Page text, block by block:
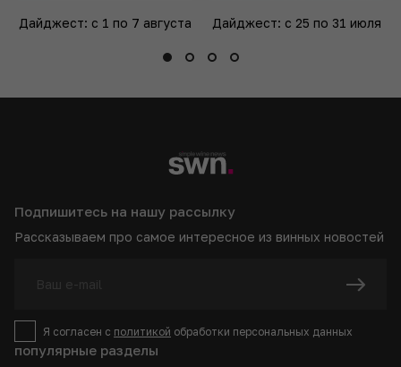
Дайджест: с 1 по 7 августа Дайджест: с 25 по 31 июля
популярные разделы
Подпишитесь на нашу рассылку
Рассказываем про самое интересное из винных новостей
Я согласен с политикой обработки персональных данных